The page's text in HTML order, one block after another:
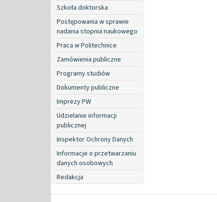
Szkoła doktorska
Postępowania w sprawie
nadania stopnia naukowego
Praca w Politechnice
Zamówienia publiczne
Programy studiów
Dokumenty publiczne
Imprezy PW
Udzielanie informacji
publicznej
Inspektor Ochrony Danych
Informacje o przetwarzaniu
danych osobowych
Redakcja